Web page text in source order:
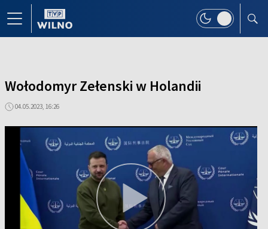
Wołodomyr Zełenski w Holandii
04.05.2023, 16:26